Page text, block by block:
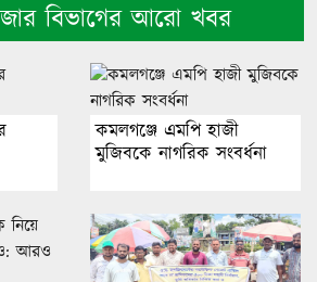
বিভাগের আরো খবর
কমলগঞ্জে এমপি হাজী
মুজিবকে নাগরিক সংবর্ধনা